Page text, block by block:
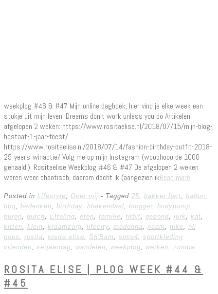
weekplog #46 & #47 Mijn online dagboek, hier vind je elke week een
stukje uit mijn leven! Dreams don’t work unless you do Artikelen
afgelopen 2 weken: https://www.rositaelise.nl/2018/07/15/mijn-blog-
bestaat-1-jaar-feest/
https://www.rositaelise.nl/2018/07/14/fashion-birthday-outfit-2018-
25-years-winactie/ Volg me op mijn Instagram (wooohooo de 1000
gehaald!): Rositaelise Weekplog #46 & #47 De afgelopen 2 weken
waren weer chaotisch, daarom dacht ik (aangezien ikRead more
Posted in Lifestyle, Over mij - Tagged 25, bakker bart, ballon,
bbq, bedenken, birthday, bliekendaal, blogger, bodypump,
buren, dutch, Efteling, eten, familie, fitbit, gezond, jurk, kat,
kitten, klein, kraamzorg, lifecity, madonna, naam, nike, nl,
poes, rosita, rosita elise, Sh'Bam, sims4, sportkleding
vrienden, verjaardag, wandelen, weekplog, werken, zumba
ROSITA ELISE | PLOG WEEK #44 &
#45